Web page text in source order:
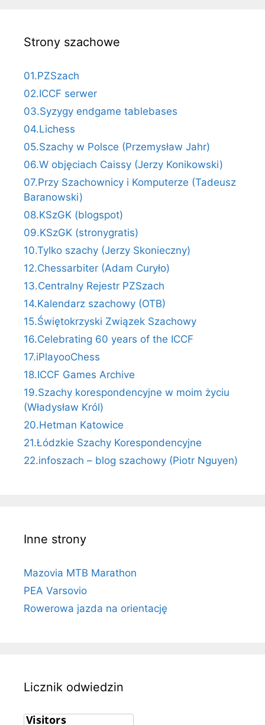
Strony szachowe
01.PZSzach
02.ICCF serwer
03.Syzygy endgame tablebases
04.Lichess
05.Szachy w Polsce (Przemysław Jahr)
06.W objęciach Caissy (Jerzy Konikowski)
07.Przy Szachownicy i Komputerze (Tadeusz
Baranowski)
08.KSzGK (blogspot)
09.KSzGK (stronygratis)
10.Tylko szachy (Jerzy Skonieczny)
12.Chessarbiter (Adam Curyło)
13.Centralny Rejestr PZSzach
14.Kalendarz szachowy (OTB)
15.Świętokrzyski Związek Szachowy
16.Celebrating 60 years of the ICCF
17.iPlayooChess
18.ICCF Games Archive
19.Szachy korespondencyjne w moim życiu
(Władysław Król)
20.Hetman Katowice
21.Łódzkie Szachy Korespondencyjne
22.infoszach – blog szachowy (Piotr Nguyen)
Inne strony
Mazovia MTB Marathon
PEA Varsovio
Rowerowa jazda na orientację
Licznik odwiedzin